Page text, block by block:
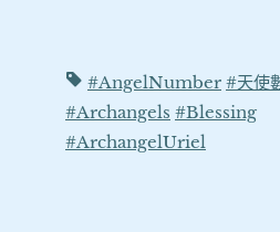
#AngelNumber #天使
#Archangels #Blessing
#ArchangelUriel